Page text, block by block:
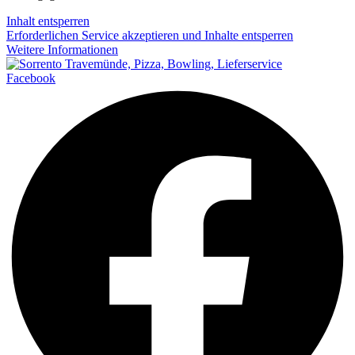
Inhalt entsperren
Erforderlichen Service akzeptieren und Inhalte entsperren
Weitere Informationen
Facebook